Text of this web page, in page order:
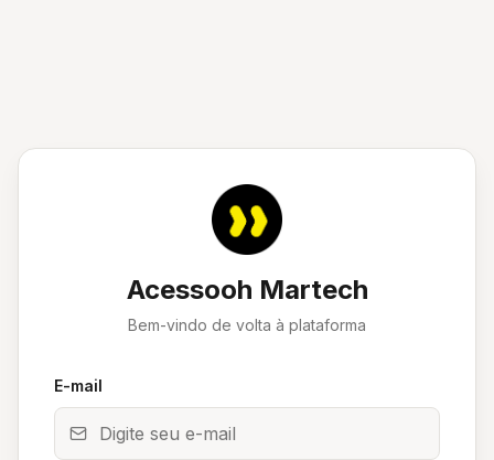
Acessooh Martech
Bem-vindo de volta à plataforma
E-mail